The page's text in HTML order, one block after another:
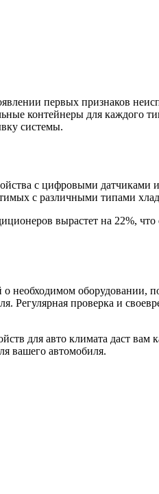
первых признаков
контейнеры для каждого
системы.
с цифровыми датчиками
с различными типами
вырастет на 22%, что
необходимом оборудовании,
Регулярная проверка и
для авто климата даст вам
вашего автомобиля.